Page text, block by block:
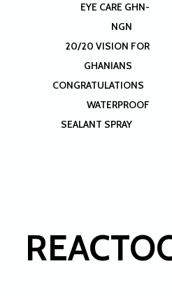
EYE CARE GHN-
NGN
20/20 VISION FOR
GHANIANS
CONGRATULATIONS
WATERPROOF
SEALANT SPRAY